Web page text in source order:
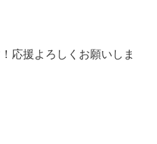
応援よろしくお願いしま